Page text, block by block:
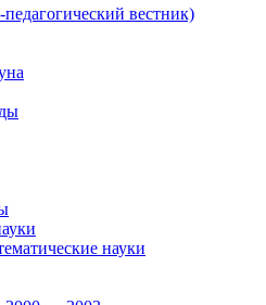
вестник)
науки